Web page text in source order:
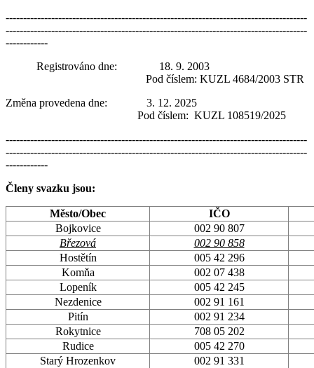
--------------------------------------------------------------------------------------
--------------------------------------------------------------------------------------
------------
Registrováno dne: 18. 9. 2003
Pod číslem: KUZL 4684/2003 STR
Změna provedena dne: 3. 12. 2025
Pod číslem: KUZL 108519/2025
--------------------------------------------------------------------------------------
--------------------------------------------------------------------------------------
------------
Členy svazku jsou:
Město/Obec
IČO
Bojkovice
002 90 807
Březová
002 90 858
Hostětín
005 42 296
Komňa
002 07 438
Lopeník
005 42 245
Nezdenice
002 91 161
Pitín
002 91 234
Rokytnice
708 05 202
Rudice
005 42 270
Starý Hrozenkov
002 91 331